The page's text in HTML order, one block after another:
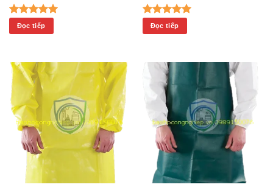
Được xếp
hạng5.00
Đọc tiếp
Được xếp
hạng5.00
Đọc tiếp